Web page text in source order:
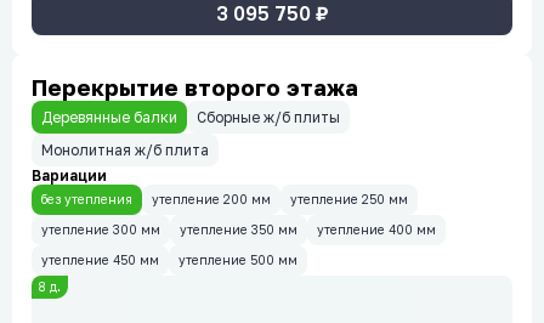
3 095 750₽
8 д.
Перекрытие второго этажа
Деревянные балки
Сборные ж/б плиты
Монолитная ж/б плита
Вариации
без утепления утепление 200 мм утепление 250 мм
утепление 300 мм утепление 350 мм утепление 400 мм
утепление 450 мм утепление 500 мм